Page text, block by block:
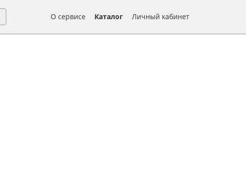
О сервисе Каталог Личный кабинет